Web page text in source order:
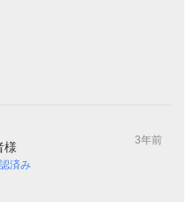
様
済み
3年前